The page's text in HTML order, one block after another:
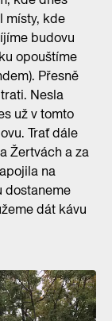
místy, kde
budovu
opouštíme
Přesně
Nesla
už v tomto
Trať dále
Žertvách a za
na
dostaneme
dát kávu